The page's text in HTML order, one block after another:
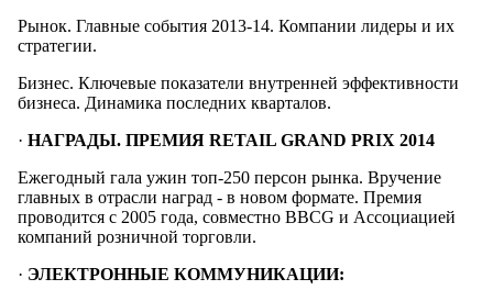
Рынок. Главные события 2013-14. Компании лидеры и их
стратегии.
Бизнес. Ключевые показатели внутренней эффективности
бизнеса. Динамика последних кварталов.
· НАГРАДЫ. ПРЕМИЯ RETAIL GRAND PRIX 2014
Ежегодный гала ужин топ-250 персон рынка. Вручение
главных в отрасли наград - в новом формате. Премия
проводится с 2005 года, совместно BBCG и Ассоциацией
компаний розничной торговли.
· ЭЛЕКТРОННЫЕ КОММУНИКАЦИИ: